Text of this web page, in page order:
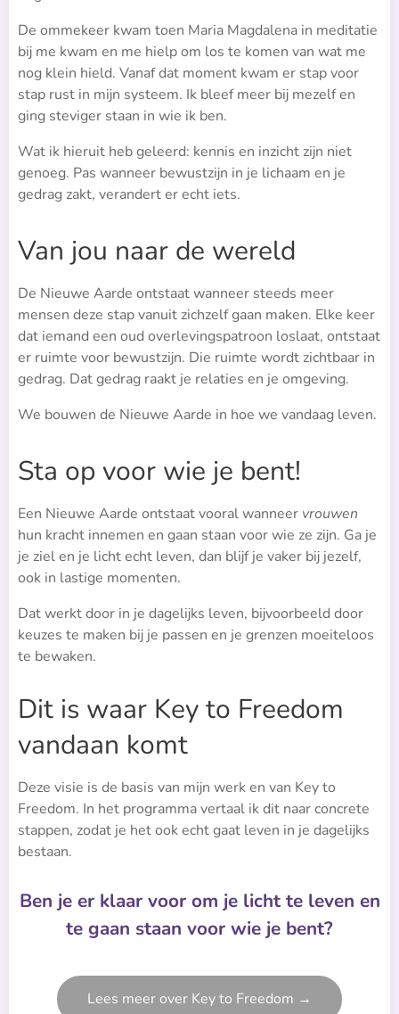
De ommekeer kwam toen Maria Magdalena in meditatie
bij me kwam en me hielp om los te komen van wat me
nog klein hield. Vanaf dat moment kwam er stap voor
stap rust in mijn systeem. Ik bleef meer bij mezelf en
ging steviger staan in wie ik ben.
Wat ik hieruit heb geleerd: kennis en inzicht zijn niet
genoeg. Pas wanneer bewustzijn in je lichaam en je
gedrag zakt, verandert er echt iets.
Van jou naar de wereld
De Nieuwe Aarde ontstaat wanneer steeds meer
mensen deze stap vanuit zichzelf gaan maken. Elke keer
dat iemand een oud overlevingspatroon loslaat, ontstaat
er ruimte voor bewustzijn. Die ruimte wordt zichtbaar in
gedrag. Dat gedrag raakt je relaties en je omgeving.
We bouwen de Nieuwe Aarde in hoe we vandaag leven.
Sta op voor wie je bent!
Een Nieuwe Aarde ontstaat vooral wanneer vrouwen
hun kracht innemen en gaan staan voor wie ze zijn. Ga je
je ziel en je licht echt leven, dan blijf je vaker bij jezelf,
ook in lastige momenten.
Dat werkt door in je dagelijks leven, bijvoorbeeld door
keuzes te maken bij je passen en je grenzen moeiteloos
te bewaken.
Dit is waar Key to Freedom
vandaan komt
Deze visie is de basis van mijn werk en van Key to
Freedom. In het programma vertaal ik dit naar concrete
stappen, zodat je het ook echt gaat leven in je dagelijks
bestaan.
Ben je er klaar voor om je licht te leven en
te gaan staan voor wie je bent?
Lees meer over Key to Freedom →